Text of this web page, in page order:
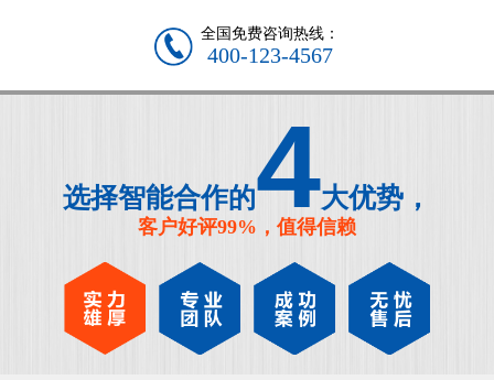
全国免费咨询热线：
400-123-4567
选择智能合作的4大优势，
客户好评99%，值得信赖